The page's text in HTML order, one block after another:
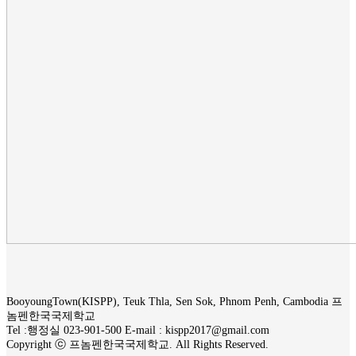
BooyoungTown(KISPP), Teuk Thla, Sen Sok, Phnom Penh, Cambodia 프
놈펜한국국제학교
Tel :행정실 023-901-500 E-mail : kispp2017@gmail.com
Copyright ⓒ 프놈펜한국국제학교. All Rights Reserved.